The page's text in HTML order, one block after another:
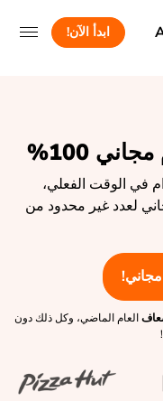
ابدأ الآن!
100%
في الوقت الفعلي،
لعدد غير محدود من
مجاني!
العام الماضي، وكل ذلك دون